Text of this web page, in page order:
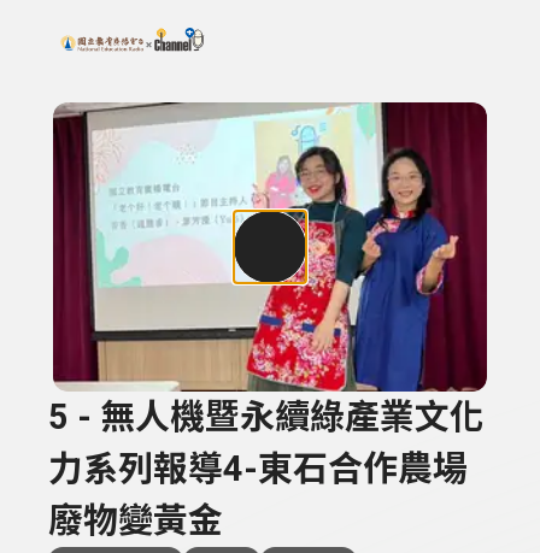
上方功能區塊
搜尋關鍵字：可輸入節目名稱、主持人或關鍵字
5 - 無人機暨永續綠產業文化
力系列報導4-東石合作農場
廢物變黃金